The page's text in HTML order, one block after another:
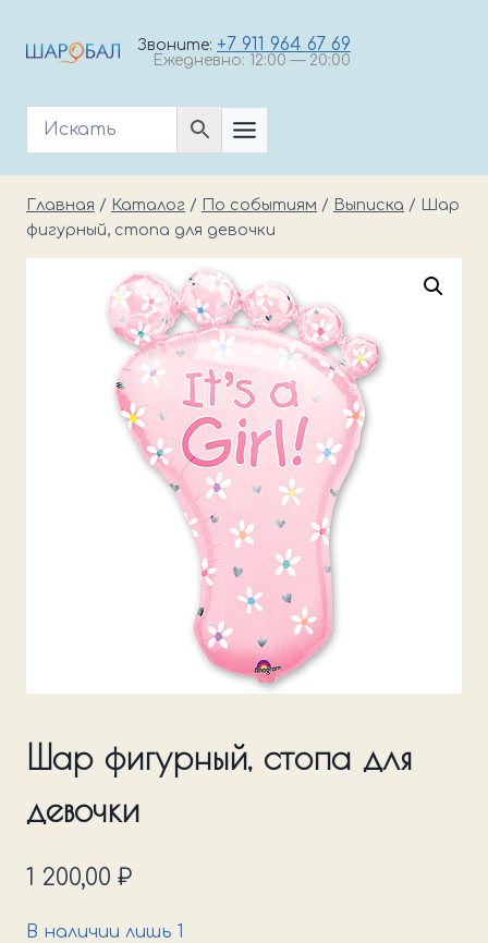
Звоните: +7 911 964 67 69
Ежедневно: 12:00 — 20:00
Главная / Каталог / По событиям / Выписка /
Шар
фигурный, стопа для девочки
Шар фигурный, стопа для
девочки
1 200,00 ₽
В наличии лишь 1